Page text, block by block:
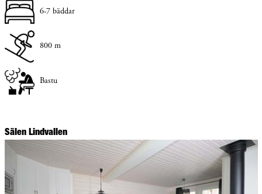
6-7 bäddar
800 m
Bastu
Sälen Lindvallen